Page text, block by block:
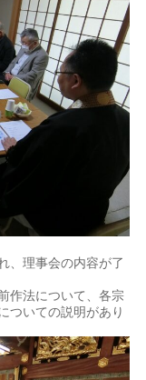
、理事会の内容が了
作法について、各宗
ついての説明があり